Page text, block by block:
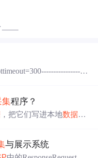
——
集程序？
，把它们写进本地数据库
采集数据入库，非常实
网站数据采集方法主要
与展示系统